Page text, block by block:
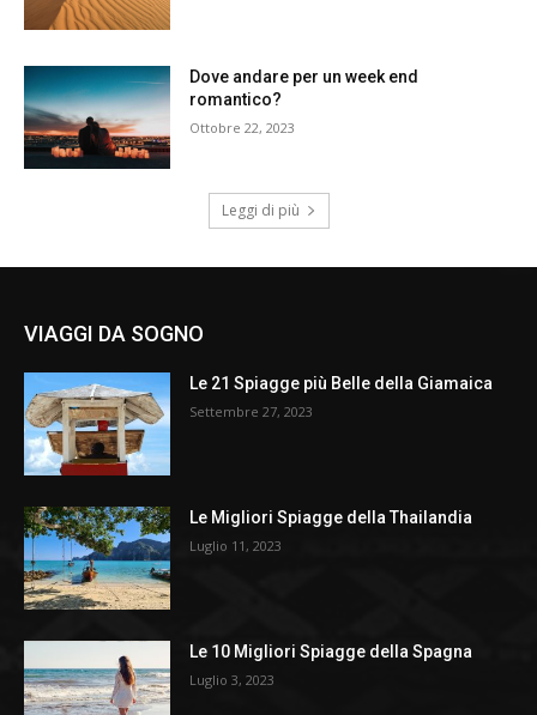
Dove andare per un week end
romantico?
Ottobre 22, 2023
Leggi di più
VIAGGI DA SOGNO
Le 21 Spiagge più Belle della Giamaica
Settembre 27, 2023
Le Migliori Spiagge della Thailandia
Luglio 11, 2023
Le 10 Migliori Spiagge della Spagna
Luglio 3, 2023